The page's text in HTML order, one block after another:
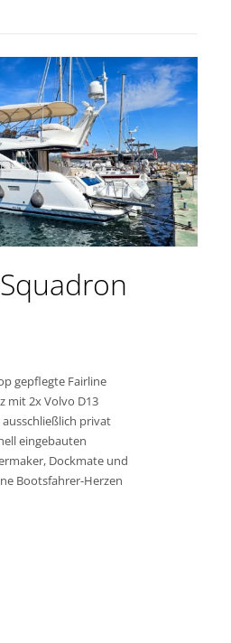
gepflegte Fairline
mit 2x Volvo D13
privat
eingebauten
Dockmate und
Bootsfahrer-Herzen